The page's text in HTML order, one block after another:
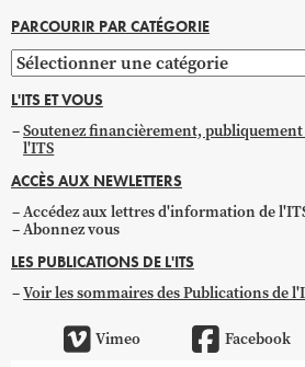
PARCOURIR PAR CATÉGORIE
Parcourir
par
catégorie
L'ITS ET VOUS
Soutenez financièrement, publiquement
l'ITS
ACCÈS AUX NEWLETTERS
Accédez aux lettres d'information de
Abonnez vous
LES PUBLICATIONS DE L'ITS
Voir les sommaires des Publications de
Vimeo Facebook